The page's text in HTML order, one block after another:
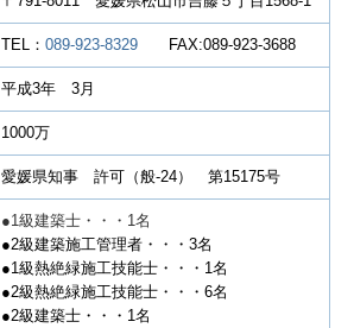
TEL： 089-923-8329 FAX:089-923-3688
平成3年 3月
1000万
愛媛県知事 許可（般-24） 第15175号
●1級建築士・・・1名
●2級建築施工管理者・・・3名
●1級熱絶緑施工技能士・・・1名
●2級熱絶緑施工技能士・・・6名
●2級建築士・・・1名